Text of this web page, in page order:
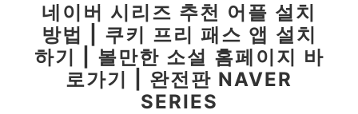
네이버 시리즈 추천 어플 설치
방법 | 쿠키 프리 패스 앱 설치
하기 | 볼만한 소설 홈페이지 바
로가기 | 완전판 NAVER
SERIES